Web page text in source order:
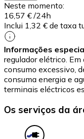
Neste momento:
16,57 € /24h
Inclui 1,32 € de taxa
Informações
regulador elétrico.
consumo excessivo,
consuma energia e
terminais eléctricos
Os serviços da